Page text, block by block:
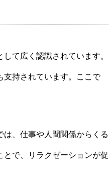
て広く認識されています。
支持されています。ここで
、仕事や人間関係からくる
で、リラクゼーションが促